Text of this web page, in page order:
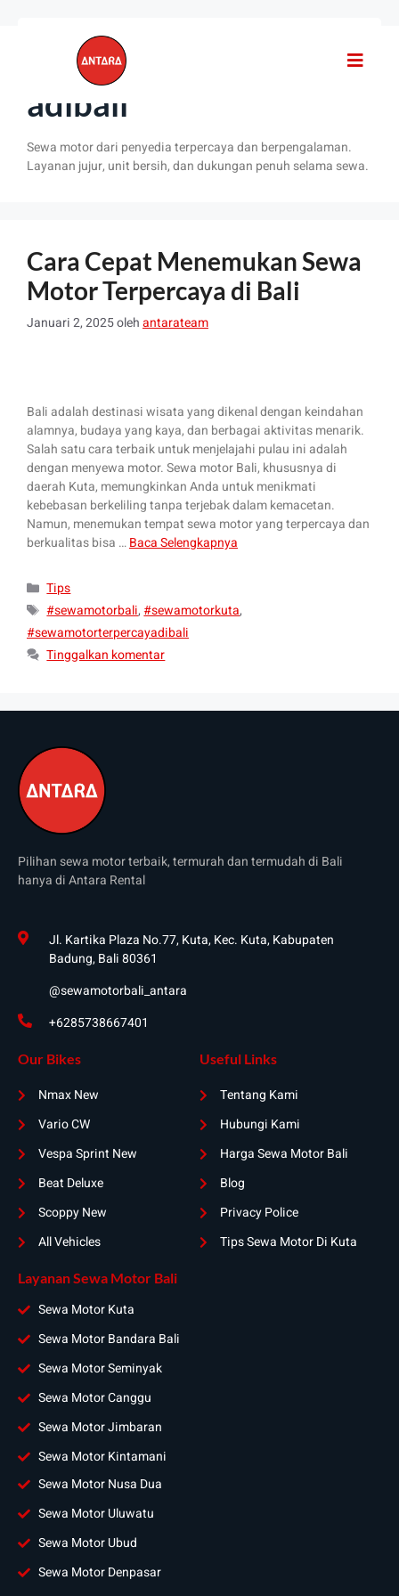
#sewamotorterpercay
adibali
Sewa motor dari penyedia terpercaya dan berpengalaman.
Layanan jujur, unit bersih, dan dukungan penuh selama sewa.
Cara Cepat Menemukan Sewa
Motor Terpercaya di Bali
Januari 2, 2025olehantarateam
Bali adalah destinasi wisata yang dikenal dengan keindahan
alamnya, budaya yang kaya, dan berbagai aktivitas menarik.
Salah satu cara terbaik untuk menjelajahi pulau ini adalah
dengan menyewa motor. Sewa motor Bali, khususnya di
daerah Kuta, memungkinkan Anda untuk menikmati
kebebasan berkeliling tanpa terjebak dalam kemacetan.
Namun, menemukan tempat sewa motor yang terpercaya dan
berkualitas bisa …Baca Selengkapnya
Tips
#sewamotorbali,#sewamotorkuta,
#sewamotorterpercayadibali
Tinggalkan komentar
Pilihan sewa motor terbaik, termurah dan termudah di Bali
hanya di Antara Rental
Jl. Kartika Plaza No.77, Kuta, Kec. Kuta, Kabupaten
Badung, Bali 80361
@sewamotorbali_antara
+6285738667401
Our Bikes
Nmax New
Vario CW
Vespa Sprint New
Beat Deluxe
Scoppy New
All Vehicles
Useful Links
Tentang Kami
Hubungi Kami
Harga Sewa Motor Bali
Blog
Privacy Police
Tips Sewa Motor Di Kuta
Layanan Sewa Motor Bali
Sewa Motor Kuta
Sewa Motor Bandara Bali
Sewa Motor Seminyak
Sewa Motor Canggu
Sewa Motor Jimbaran
Sewa Motor Kintamani
Sewa Motor Nusa Dua
Sewa Motor Uluwatu
Sewa Motor Ubud
Sewa Motor Denpasar